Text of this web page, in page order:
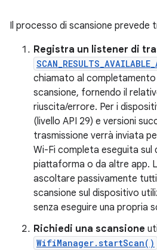
Il processo di scansione prevede
Registra un listener di
chiamato al
scansione, fornendo il
riuscita/errore. Per i
(livello API 29) e versioni
trasmissione verrà inviata
Wi-Fi completa eseguita sul
piattaforma o da altre app.
ascoltare passivamente
scansione sul dispositivo
senza eseguire una propria
Richiedi una scansione
WifiManager.startScan()